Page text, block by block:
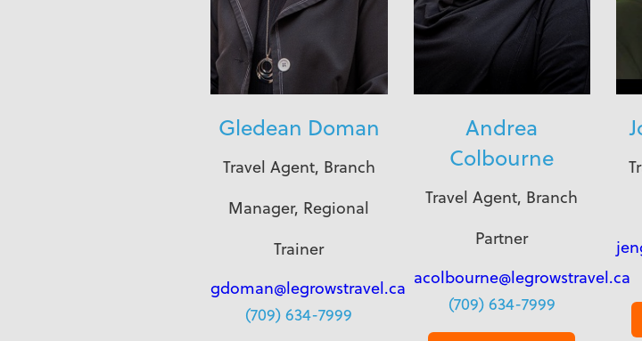
Gledean Doman
Travel Agent, Branch
Manager, Regional
Trainer
gdoman@legrowstravel.ca
(709) 634-7999
Andrea
Colbourne
Travel Agent, Branch
Partner
acolbourne@legrowstravel.ca
(709) 634-7999